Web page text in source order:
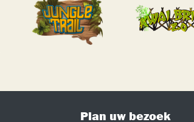
Plan uw bezoek